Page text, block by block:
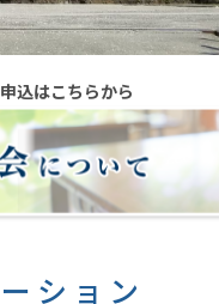
込はこちらから
ション